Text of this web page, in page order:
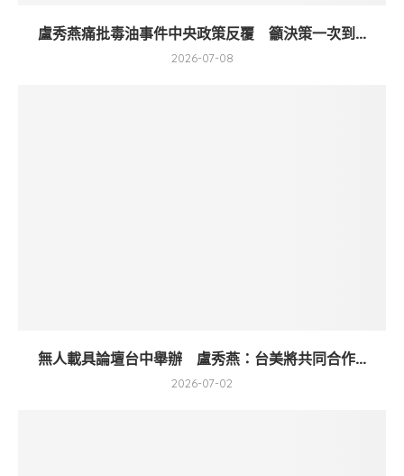
盧秀燕痛批毒油事件中央政策反覆 籲決策一次到...
2026-07-08
無人載具論壇台中舉辦 盧秀燕：台美將共同合作...
2026-07-02